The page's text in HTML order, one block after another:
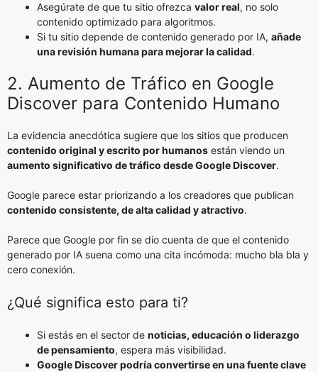
Asegúrate de que tu sitio ofrezca valor real, no solo
contenido optimizado para algoritmos.
Si tu sitio depende de contenido generado por IA, añade
una revisión humana para mejorar la calidad.
2. Aumento de Tráfico en Google
Discover para Contenido Humano
La evidencia anecdótica sugiere que los sitios que producen
contenido original y escrito por humanos están viendo un
aumento significativo de tráfico desde Google Discover.
Google parece estar priorizando a los creadores que publican
contenido consistente, de alta calidad y atractivo.
Parece que Google por fin se dio cuenta de que el contenido
generado por IA suena como una cita incómoda: mucho bla bla y
cero conexión.
¿Qué significa esto para ti?
Si estás en el sector de noticias, educación o liderazgo
de pensamiento, espera más visibilidad.
Google Discover podría convertirse en una fuente clave